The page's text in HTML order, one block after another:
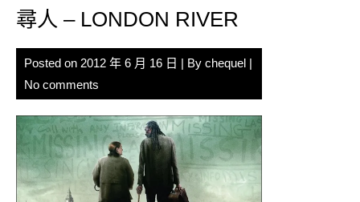
尋人 – LONDON RIVER
Posted on 2012 年 6 月 16 日 | By chequel |
No comments